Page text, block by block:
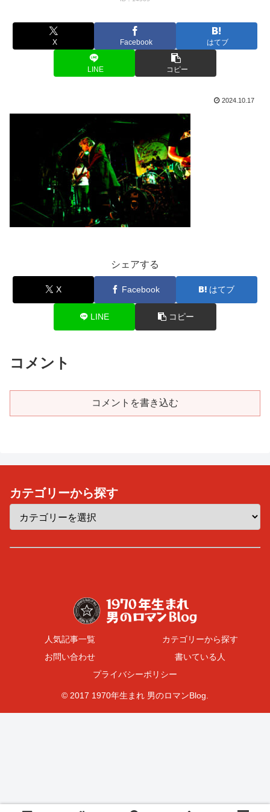
X Facebook はてブ
LINE コピー
2024.10.17
シェアする
X Facebook はてブ
LINE コピー
コメント
コメントを書き込む
カテゴリーから探す
人気記事一覧
カテゴリーから探す
お問い合わせ
書いている人
プライバシーポリシー
© 2017 1970年生まれ 男のロマンBlog.